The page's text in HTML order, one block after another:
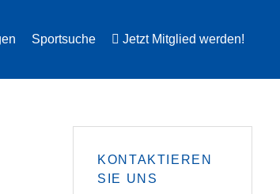
Sportsuche Jetzt Mitglied werden!
KONTAKTIEREN
SIE UNS